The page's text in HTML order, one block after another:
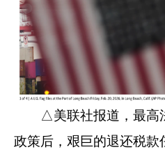
△美联社报道，最高
政策后，艰巨的退还税款